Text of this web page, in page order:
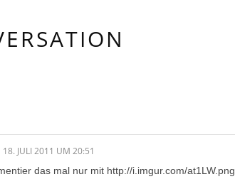
18. JULI 2011 UM 20:51
das mal nur mit http://i.imgur.com/at1LW.png